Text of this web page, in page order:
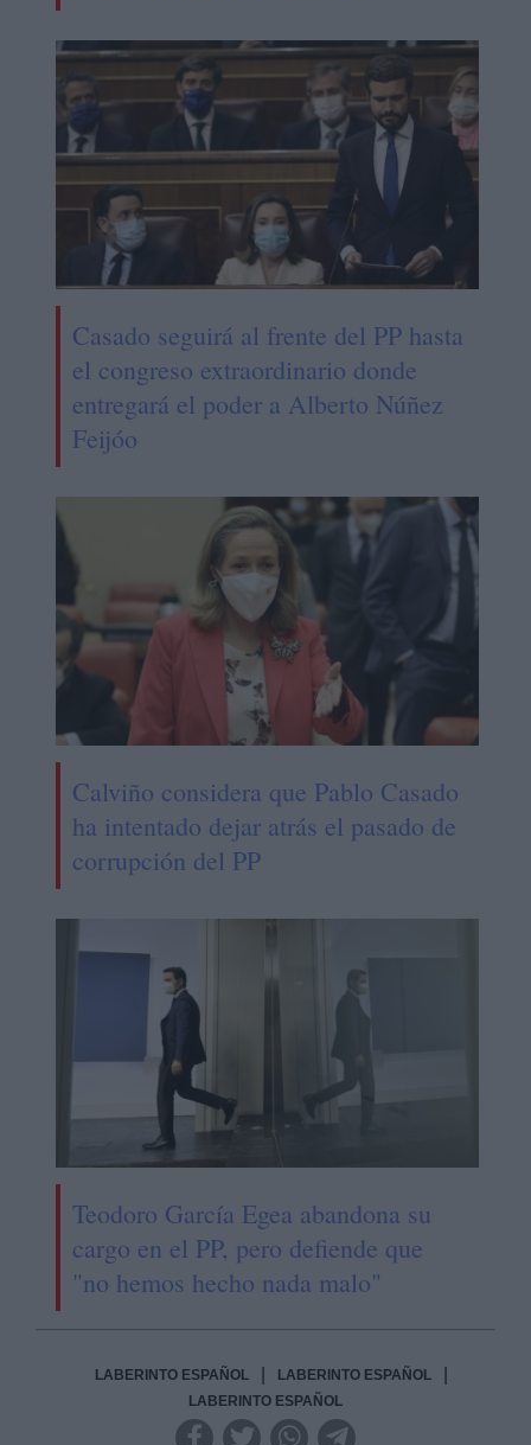
Casado seguirá al frente del PP hasta
el congreso extraordinario donde
entregará el poder a Alberto Núñez
Feijóo
Calviño considera que Pablo Casado
ha intentado dejar atrás el pasado de
corrupción del PP
Teodoro García Egea abandona su
cargo en el PP, pero defiende que
"no hemos hecho nada malo"
LABERINTO ESPAÑOL LABERINTO ESPAÑOL
LABERINTO ESPAÑOL